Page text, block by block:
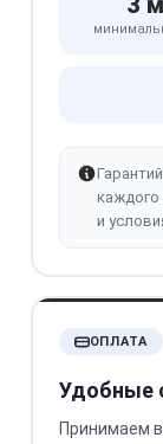
каждого
и
ОПЛАТА
Удобные
Принимаем